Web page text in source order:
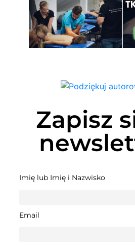
Zapisz
Imię lub Imię i Nazwisko
Email